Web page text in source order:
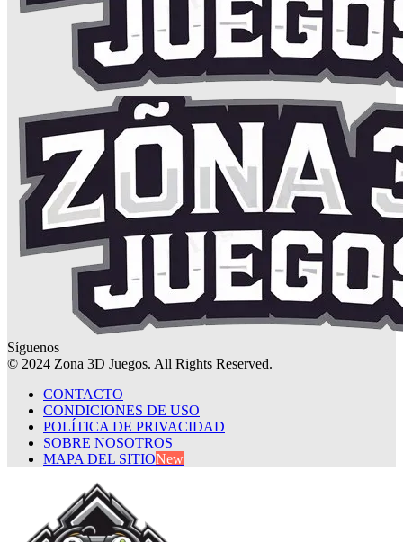
Síguenos
© 2024 Zona 3D Juegos. All Rights Reserved.
CONTACTO
CONDICIONES DE USO
POLÍTICA DE PRIVACIDAD
SOBRE NOSOTROS
MAPA DEL SITIONew